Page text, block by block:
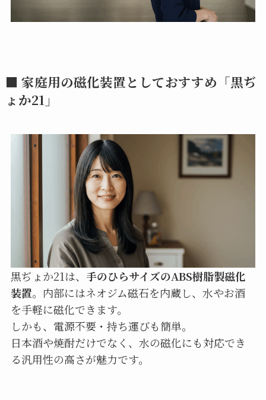
■ 家庭用の磁化装置としておすすめ「黒ぢ
ょか21」
黒ぢょか21は、 手のひらサイズのABS樹脂製磁化
装置。内部にはネオジム磁石を内蔵し、水やお酒
を手軽に磁化できます。
しかも、電源不要・持ち運びも簡単。
日本酒や焼酎だけでなく、水の磁化にも対応でき
る汎用性の高さが魅力です。